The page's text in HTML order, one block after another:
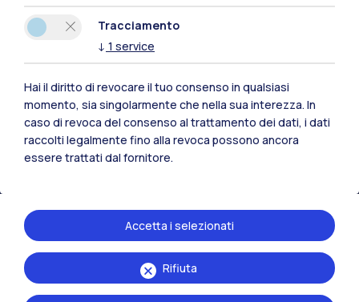
Polimi Community
Tutti i siti dell’ecosistema
Residenze Frontiere
Tracciamento
↓ 1 service
Hai il diritto di revocare il tuo consenso in qualsiasi
momento, sia singolarmente che nella sua interezza. In
caso di revoca del consenso al trattamento dei dati, i dati
raccolti legalmente fino alla revoca possono ancora
essere trattati dal fornitore.
Rifiuta
Accetta i selezionati